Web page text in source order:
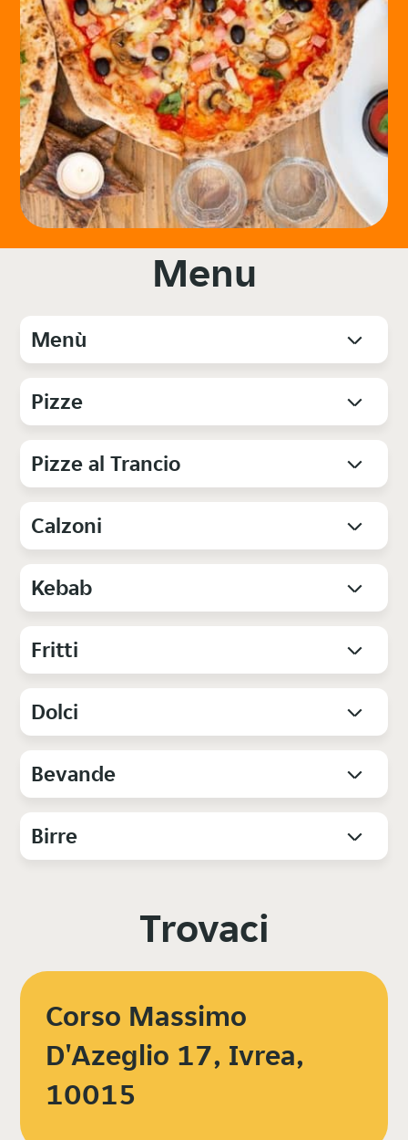
Menu
Menù
Pizze
Pizze al Trancio
Calzoni
Kebab
Fritti
Dolci
Bevande
Birre
Trovaci
Corso Massimo
D'Azeglio 17, Ivrea,
10015